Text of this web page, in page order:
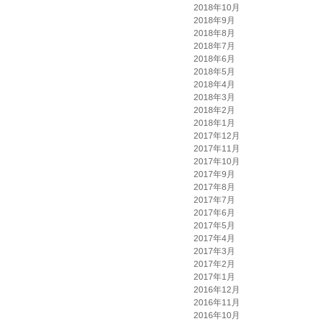
2018年10月
2018年9月
2018年8月
2018年7月
2018年6月
2018年5月
2018年4月
2018年3月
2018年2月
2018年1月
2017年12月
2017年11月
2017年10月
2017年9月
2017年8月
2017年7月
2017年6月
2017年5月
2017年4月
2017年3月
2017年2月
2017年1月
2016年12月
2016年11月
2016年10月